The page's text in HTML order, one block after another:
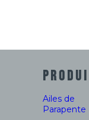
Ailes de
Parapente